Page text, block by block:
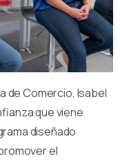
de Comercio, Isabel
que viene
diseñado
el